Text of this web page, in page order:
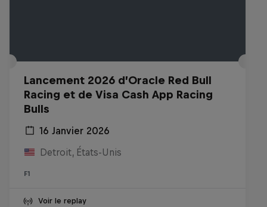
Lancement 2026 d’Oracle Red Bull
Racing et de Visa Cash App Racing
Bulls
16 Janvier 2026
Detroit, États-Unis
F1
Voir le replay